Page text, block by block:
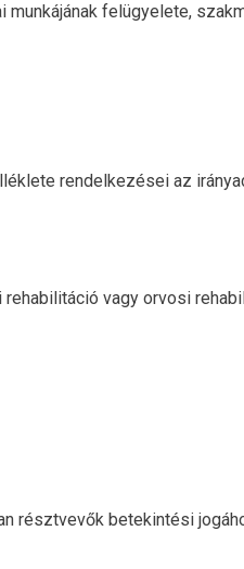
felügyelete,
rendelkezései az
vagy orvosi
résztvevők betekintési